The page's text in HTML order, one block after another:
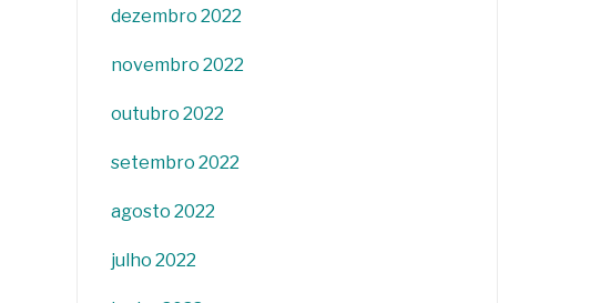
dezembro 2022
novembro 2022
outubro 2022
setembro 2022
agosto 2022
julho 2022